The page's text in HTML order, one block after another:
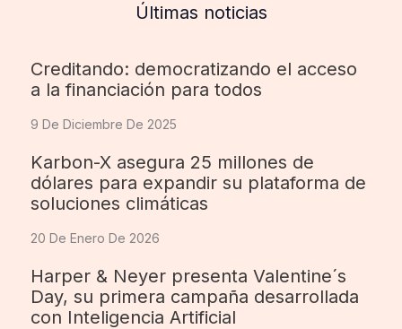
Últimas noticias
Creditando: democratizando el acceso
a la financiación para todos
9 De Diciembre De 2025
Karbon-X asegura 25 millones de
dólares para expandir su plataforma de
soluciones climáticas
20 De Enero De 2026
Harper & Neyer presenta Valentine´s
Day, su primera campaña desarrollada
con Inteligencia Artificial